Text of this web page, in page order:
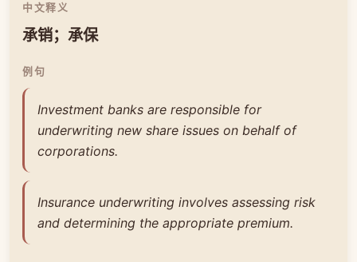
中文释义
承销；承保
例句
Investment banks are responsible for
underwriting new share issues on behalf of
corporations.
Insurance underwriting involves assessing risk
and determining the appropriate premium.